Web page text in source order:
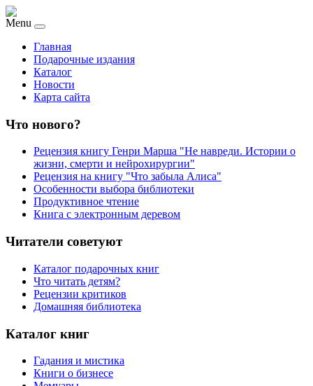
Menu
Главная
Подарочные издания
Каталог
Новости
Карта сайта
Что нового?
Рецензия книгу Генри Марша "Не навреди. Истории о
жизни, смерти и нейрохирургии"
Рецензия на книгу "Что забыла Алиса"
Особенности выбора библиотеки
Продуктивное чтение
Книга с электронным деревом
Читатели советуют
Каталог подарочных книг
Что читать детям?
Рецензии критиков
Домашняя библиотека
Каталог книг
Гадания и мистика
Книги о бизнесе